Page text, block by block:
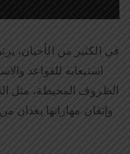
في الكثير من الأحيان،
استيعابه للقواعد
الظروف المحيطة، مثل
وإتقان مهاراتها يعدان